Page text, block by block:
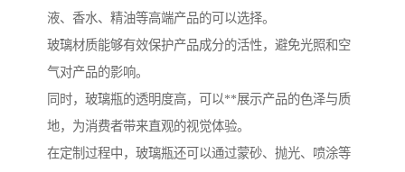
液、香水、精油等高端产品的可以选择。
玻璃材质能够有效保护产品成分的活性，避免光照和空
气对产品的影响。
同时，玻璃瓶的透明度高，可以**展示产品的色泽与质
地，为消费者带来直观的视觉体验。
在定制过程中，玻璃瓶还可以通过蒙砂、抛光、喷涂等